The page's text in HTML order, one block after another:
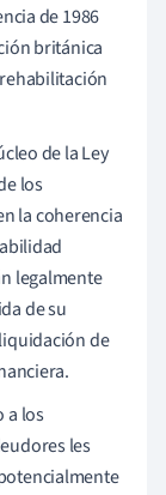
de 1986
británica
de la Ley
los
la coherencia
legalmente
de su
de
a los
les